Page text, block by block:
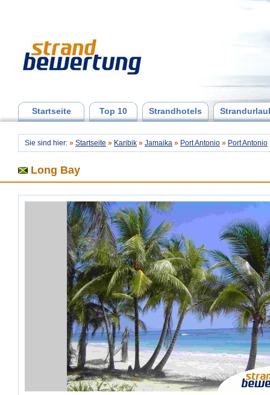
Startseite Top 10 Strandhotels
Sie sind hier: » Startseite » Karibik » Jamaika » Port Antonio » Port Antonio
Long Bay